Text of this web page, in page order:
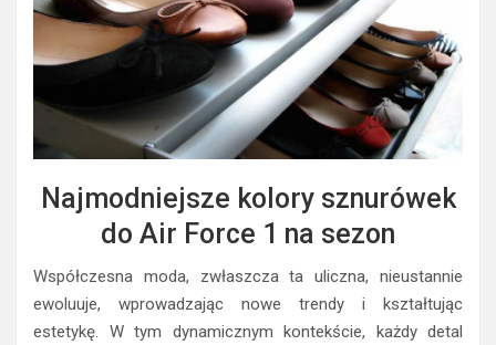
Najmodniejsze kolory sznurówek
do Air Force 1 na sezon
Współczesna moda, zwłaszcza ta uliczna, nieustannie
ewoluuje, wprowadzając nowe trendy i kształtując
estetykę. W tym dynamicznym kontekście, każdy detal